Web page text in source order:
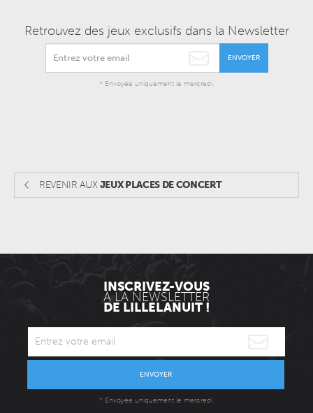
Retrouvez des jeux exclusifs dans la Newsletter
ENVOYER
* Envoyée uniquement le mercredi.
REVENIR AUXJEUX PLACES DE CONCERT
INSCRIVEZ-VOUS
À LA NEWSLETTER
DE LILLELANUIT !
ENVOYER
* Envoyée uniquement le mercredi.